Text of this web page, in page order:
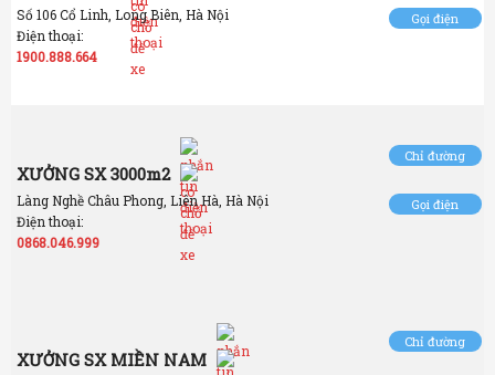
Số 106 Cổ Linh, Long Biên, Hà Nội
Điện thoại:
1900.888.664
Gọi điện
XƯỞNG SX 3000m2
Làng Nghề Châu Phong, Liên Hà, Hà Nội
Điện thoại:
0868.046.999
Chỉ đường
Gọi điện
XƯỞNG SX MIỀN NAM
Chỉ đường